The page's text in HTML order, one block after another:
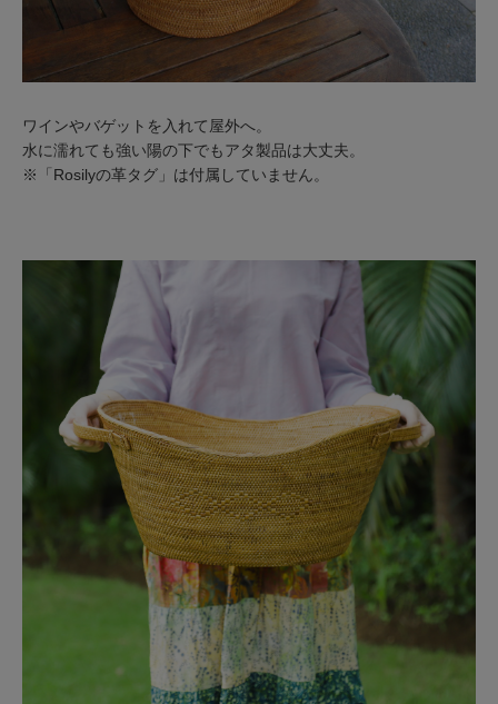
ワインやバゲットを入れて屋外へ。
水に濡れても強い陽の下でもアタ製品は大丈夫。
※「Rosilyの革タグ」は付属していません。